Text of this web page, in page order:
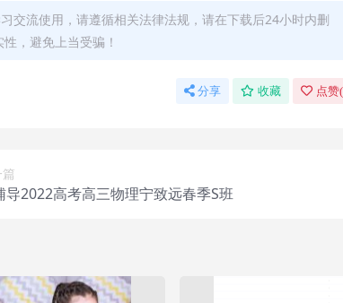
交流使用，请遵循相关法律法规，请在下载后24小时内删
，避免上当受骗！
分享 收藏 点赞(
导2022高考高三物理宁致远春季S班